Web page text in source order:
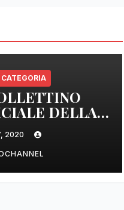
DELLA
DELLE
22.00
2020